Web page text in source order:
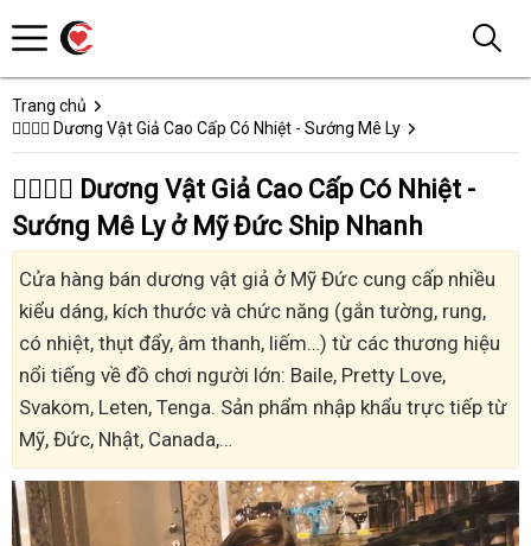
Trang chủ
👩‍❤️‍💋‍👨 Dương Vật Giả Cao Cấp Có Nhiệt - Sướng Mê Ly
👩‍❤️‍💋‍👨 Dương Vật Giả Cao Cấp Có Nhiệt -
Sướng Mê Ly ở Mỹ Đức Ship Nhanh
Cửa hàng bán dương vật giả ở Mỹ Đức cung cấp nhiều
kiểu dáng, kích thước và chức năng (gắn tường, rung,
có nhiệt, thụt đẩy, âm thanh, liếm…) từ các thương hiệu
nổi tiếng về đồ chơi người lớn: Baile, Pretty Love,
Svakom, Leten, Tenga. Sản phẩm nhập khẩu trực tiếp từ
Mỹ, Đức, Nhật, Canada,…